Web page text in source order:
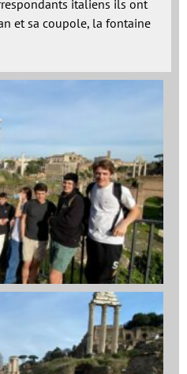
italiens ils ont
et sa coupole, la fontaine